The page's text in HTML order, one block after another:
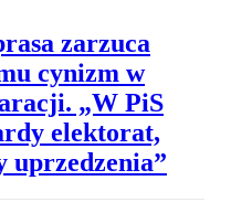
zarzuca
cynizm w
„W PiS
elektorat,
uprzedzenia”